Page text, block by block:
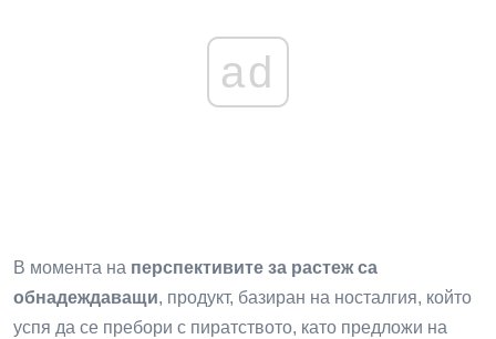
ad
В момента на перспективите за растеж са
обнадеждаващи, продукт, базиран на носталгия, който
успя да се пребори с пиратството, като предложи на